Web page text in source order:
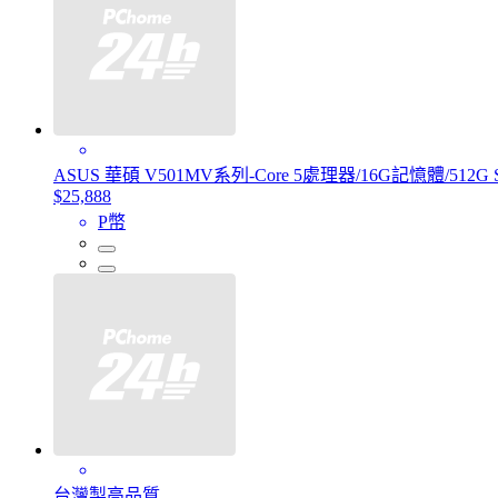
ASUS 華碩 V501MV系列-Core 5處理器/16G記憶體/512G
$25,888
P幣